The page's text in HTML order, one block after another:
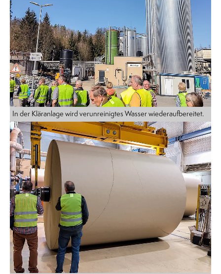
In der Kläranlage wird verunreinigtes Wasser wiederaufbereitet.